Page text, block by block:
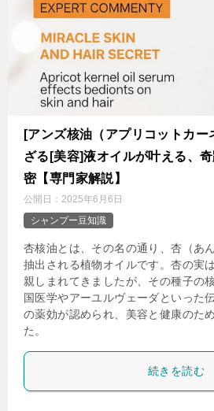
[アンズ核油（アプリコットカ
ざる[美容]液オイルが叶える、
密【専門家解説】
公開日： 2025年6月6日
シャンプー豆知識
杏核油とは、その名の通り、杏（あ
抽出される植物オイルです。杏の実
親しまれてきましたが、その種子の
国医学やアーユルヴェーダといった
の薬効が認められ、美容と健康のた
た。
続きを読む